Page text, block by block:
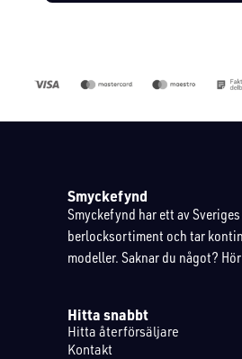
Smyckefynd
Smyckefynd har ett av
berlocksortiment och tar
modeller. Saknar du något?
Hitta snabbt
Hitta återförsäljare
Kontakt